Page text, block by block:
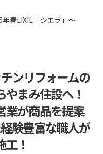
春LIXIL「シエラ」〜
んでも同じ？
一つ穴と二つ穴の違い
ィをご紹介
ンリフォームの
まみ住設へ！
業が商品を提案
験豊富な職人が
！